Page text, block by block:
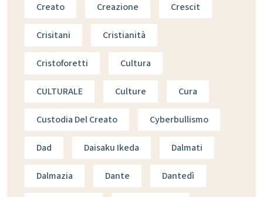
Creato Creazione Crescit
Crisitani Cristianità
Cristoforetti Cultura
CULTURALE Culture Cura
Custodia Del Creato Cyberbullismo
Dad Daisaku Ikeda Dalmati
Dalmazia Dante Dantedì